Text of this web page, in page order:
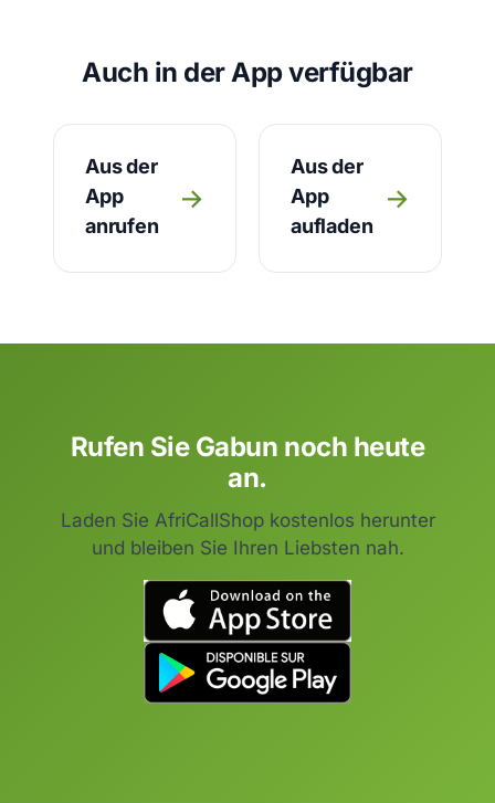
Auch in der App verfügbar
Aus der
App
anrufen
→
Aus der
App
aufladen
→
Rufen Sie Gabun noch heute
an.
Laden Sie AfriCallShop kostenlos herunter
und bleiben Sie Ihren Liebsten nah.